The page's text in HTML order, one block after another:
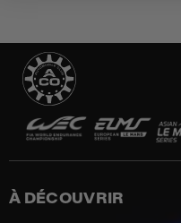
À DÉCOUVRIR